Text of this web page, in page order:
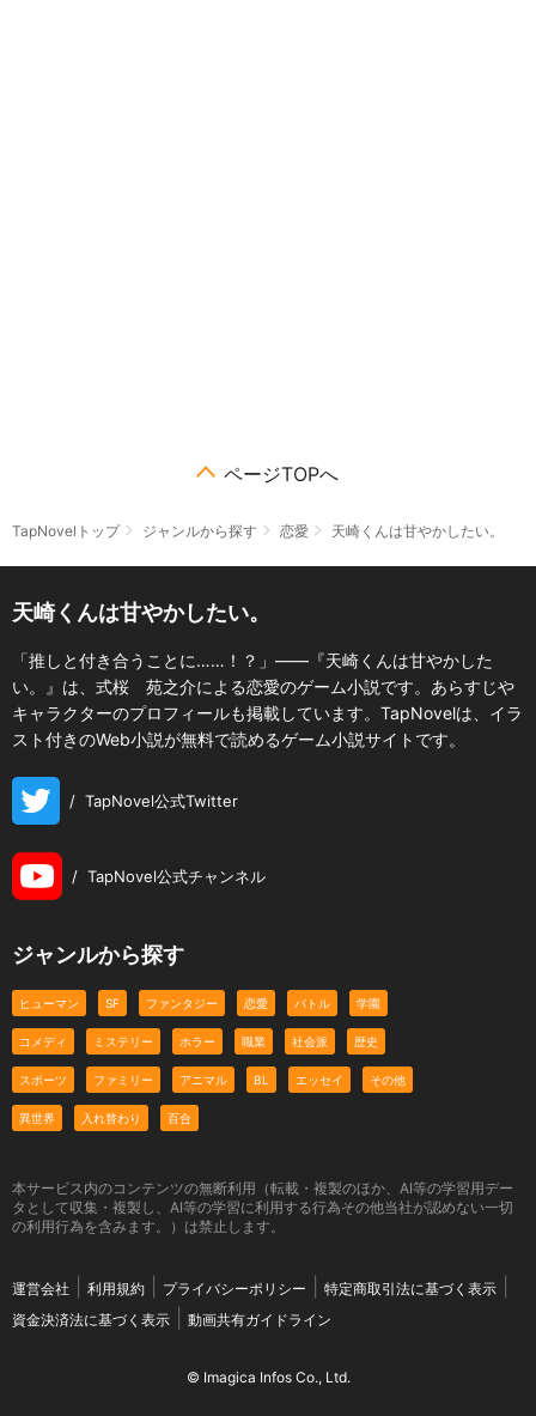
ページTOPへ
TapNovelトップ ジャンルから探す 恋愛 天崎くんは甘やかしたい。
天崎くんは甘やかしたい。
「推しと付き合うことに……！？」――『天崎くんは甘やかした
い。』は、式桜 苑之介による恋愛のゲーム小説です。あらすじや
キャラクターのプロフィールも掲載しています。TapNovelは、イラ
スト付きのWeb小説が無料で読めるゲーム小説サイトです。
/ TapNovel公式Twitter
/ TapNovel公式チャンネル
ジャンルから探す
ヒューマン SF ファンタジー 恋愛 バトル 学園
コメディ ミステリー ホラー 職業 社会派 歴史
スポーツ ファミリー アニマル BL エッセイ その他
異世界 入れ替わり 百合
本サービス内のコンテンツの無断利用（転載・複製のほか、AI等の学習用デー
タとして収集・複製し、AI等の学習に利用する行為その他当社が認めない一切
の利用行為を含みます。）は禁止します。
運営会社 利用規約 プライバシーポリシー
特定商取引法に基づく表示
資金決済法に基づく表示
動画共有ガイドライン
© Imagica Infos Co., Ltd.